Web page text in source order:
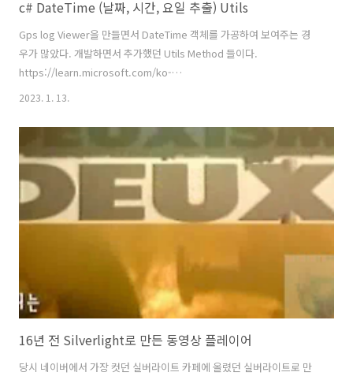
c# DateTime (날짜, 시간, 요일 추출) Utils
Gps log Viewer을 만들면서 DateTime 객체를 가공하여 보여주는 경
우가 많았다. 개발하면서 추가했던 Utils Method 들이다.
https://learn.microsoft.com/ko-
kr/dotnet/api/system.datetime?view=net-7.0 DateTime 구조체
learn.microsoft.com public class DateTimeHelper { public
enum TimeFormat { HH, HH_MM, HH_MM_SS, HH_MM_SS_MS,
HHHH_MM_SS_MS } /// /// Time Format Enum /// public enum
DateFormat { /// /// Loc..
2023. 1. 13.
16년 전 Silverlight로 만든 동영상 플레이어
당시 네이버에서 가장 컷던 실버라이트 카페에 올렸던 실버라이트로 만